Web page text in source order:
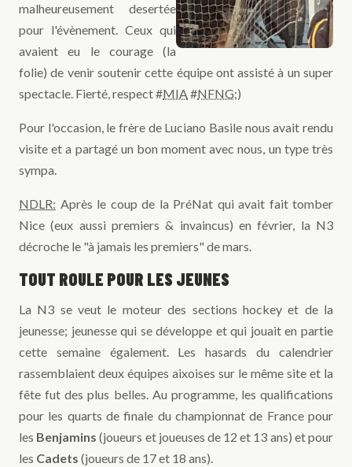
malheureusement desertée
pour l'évènement. Ceux qui
avaient eu le courage (la
folie) de venir soutenir cette équipe ont assisté à un super
spectacle. Fierté, respect #MIA#NFNG;)
Pour l'occasion, le frère de Luciano Basile nous avait rendu
visite et a partagé un bon moment avec nous, un type très
sympa.
NDLR: Après le coup de la PréNat qui avait fait tomber
Nice (eux aussi premiers & invaincus) en février, la N3
décroche le "à jamais les premiers" de mars.
TOUT ROULE POUR LES JEUNES
La N3 se veut le moteur des sections hockey et de la
jeunesse; jeunesse qui se développe et qui jouait en partie
cette semaine également. Les hasards du calendrier
rassemblaient deux équipes aixoises sur le même site et la
fête fut des plus belles. Au programme, les qualifications
pour les quarts de finale du championnat de France pour
les Benjamins (joueurs et joueuses de 12 et 13 ans) et pour
les Cadets (joueurs de 17 et 18 ans).